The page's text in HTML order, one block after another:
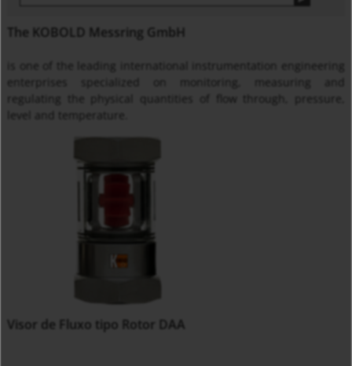
The KOBOLD Messring GmbH
is one of the leading international instrumentation engineering
enterprises specialized on monitoring, measuring and
regulating the physical quantities of flow through, pressure,
level and temperature.
Visor de Fluxo tipo Rotor DAA